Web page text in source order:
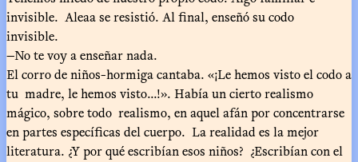
invisible. Aleaa se resistió. Al final, enseñó su codo
invisible.
—No te voy a enseñar nada.
El corro de niños-hormiga cantaba. «¡Le hemos visto el codo a
tu madre, le hemos visto...!». Había un cierto realismo
mágico, sobre todo realismo, en aquel afán por concentrarse
en partes específicas del cuerpo. La realidad es la mejor
literatura. ¿Y por qué escribían esos niños? ¿Escribían con el